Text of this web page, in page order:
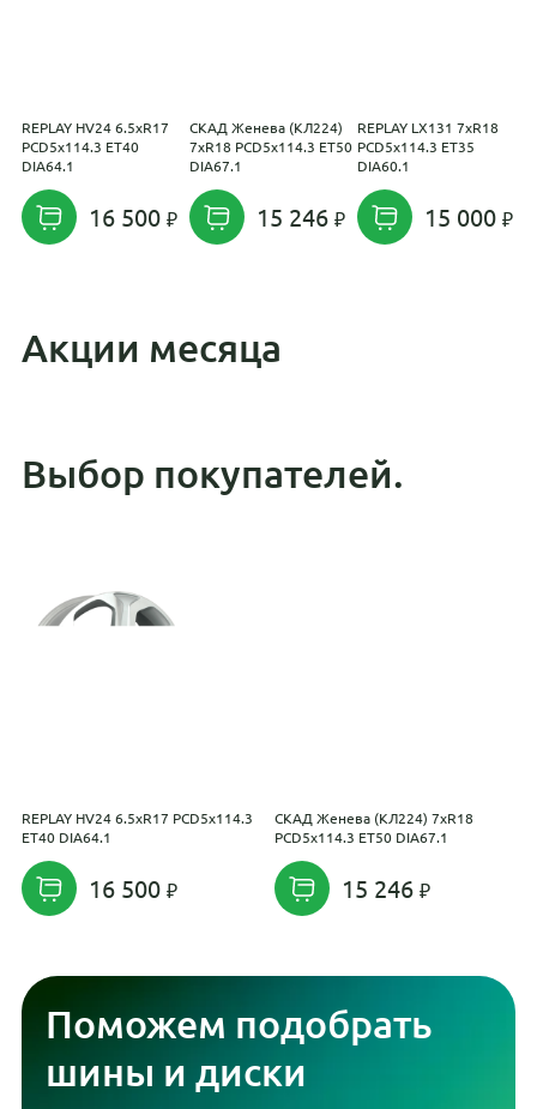
REPLAY HV24 6.5xR17
PCD5x114.3 ET40
DIA64.1
16 500
СКАД Женева (КЛ224)
7xR18 PCD5x114.3 ET50
DIA67.1
15 246
REPLAY LX131 7xR18
PCD5x114.3 ET35
DIA60.1
15 000
Акции месяца
Выбор покупателей.
REPLAY HV24 6.5xR17 PCD5x114.3
ET40 DIA64.1
16 500
СКАД Женева (КЛ224) 7xR18
PCD5x114.3 ET50 DIA67.1
15 246
Поможем подобрать
шины и диски